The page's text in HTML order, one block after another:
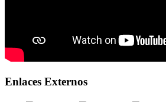
Enlaces Externos